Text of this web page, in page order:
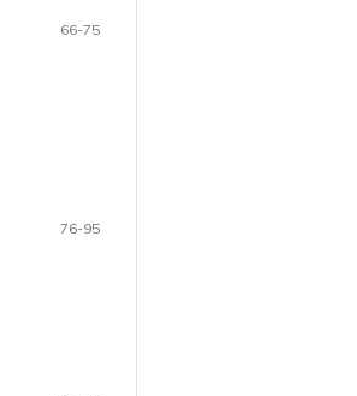
66-75
76-95